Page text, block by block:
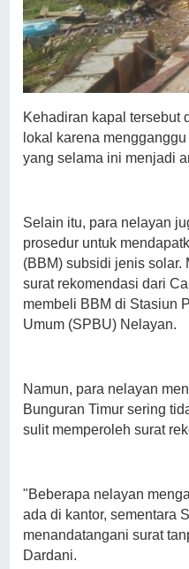
Kehadiran kapal tersebut
lokal karena
yang selama ini menjadi
Selain itu, para nelayan
prosedur untuk
(BBM) subsidi jenis solar.
surat rekomendasi dari
membeli BBM di Stasiun
Umum (SPBU) Nelayan.
Namun, para nelayan
Bunguran Timur sering
sulit memperoleh surat
"Beberapa nelayan
ada di kantor, sementara
menandatangani surat
Dardani.